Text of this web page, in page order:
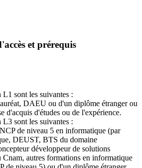
et prérequis
sont les suivantes :
DAEU ou d'un diplôme étranger ou
d'acquis d'études ou de l'expérience.
sont les suivantes :
de niveau 5 en informatique (par
DEUST, BTS du domaine
développeur de solutions
autres formations en informatique